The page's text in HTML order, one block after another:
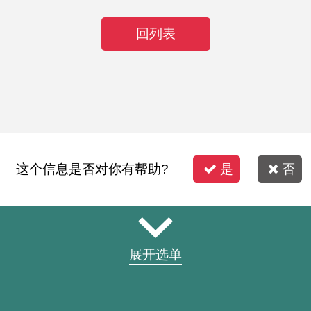
回列表
这个信息是否对你有帮助? 是 否
展开选单